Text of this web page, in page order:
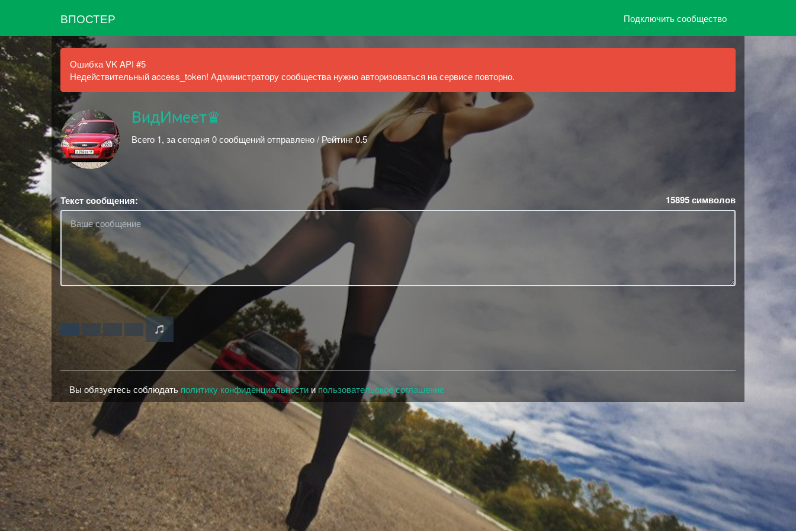
ВПОСТЕР Подключить сообщество
Ошибка VK API #5
Недействительный access_token! Администратору сообщества нужно авторизоваться на сервисе повторно.
ВидИмеет♛
Всего 1, за сегодня 0 сообщений отправлено / Рейтинг 0.5
Текст сообщения: 15895символов
Вы обязуетесь соблюдать политику конфиденциальности ипользовательское соглашение